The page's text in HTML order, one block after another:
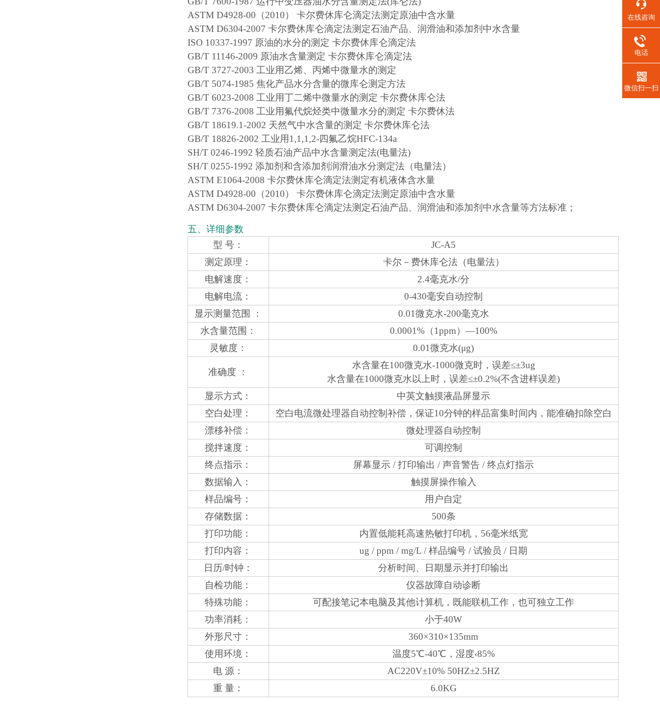
ASTM D4928-00（2010） 卡尔费休库仑滴定法测定原油中含水量
ASTM D6304-2007 卡尔费休库仑滴定法测定石油产品、润滑油和添加剂中水含量
ISO 10337-1997 原油的水分的测定 卡尔费休库仑滴定法
GB/T 11146-2009 原油水含量测定 卡尔费休库仑滴定法
GB/T 3727-2003 工业用乙烯、丙烯中微量水的测定
GB/T 5074-1985 焦化产品水分含量的微库仑测定方法
GB/T 6023-2008 工业用丁二烯中微量水的测定 卡尔费休库仑法
GB/T 7376-2008 工业用氟代烷烃类中微量水分的测定 卡尔费休法
GB/T 18619.1-2002 天然气中水含量的测定 卡尔费休库仑法
GB/T 18826-2002 工业用1,1,1,2-四氟乙烷HFC-134a
SH/T 0246-1992 轻质石油产品中水含量测定法(电量法)
SH/T 0255-1992 添加剂和含添加剂润滑油水分测定法（电量法）
ASTM E1064-2008 卡尔费休库仑滴定法测定有机液体含水量
ASTM D4928-00（2010） 卡尔费休库仑滴定法测定原油中含水量
ASTM D6304-2007 卡尔费休库仑滴定法测定石油产品、润滑油和添加剂中水含量等方法标准；
五、详细参数
型 号：
JC-A5
测定原理：
卡尔－费休库仑法（电量法）
电解速度：
2.4毫克水/分
电解电流：
0-430毫安自动控制
显示测量范围 ：
0.01微克水-200毫克水
水含量范围：
0.0001%（1ppm）—100%
灵敏度：
0.01微克水(μg)
准确度 ：
水含量在100微克水-1000微克时，误差≤±3ug
水含量在1000微克水以上时，误差≤±0.2%(不含进样误差)
显示方式：
中英文触摸液晶屏显示
空白处理：
空白电流微处理器自动控制补偿，保证10分钟的样品富集时间内，能准确扣除空白
漂移补偿：
微处理器自动控制
搅拌速度：
可调控制
终点指示：
屏幕显示 / 打印输出 / 声音警告 / 终点灯指示
数据输入：
触摸屏操作输入
样品编号：
用户自定
存储数据：
500条
打印功能：
内置低能耗高速热敏打印机，56毫米纸宽
打印内容：
ug / ppm / mg/L / 样品编号 / 试验员 / 日期
日历/时钟：
分析时间、日期显示并打印输出
自检功能：
仪器故障自动诊断
特殊功能：
可配接笔记本电脑及其他计算机，既能联机工作，也可独立工作
功率消耗：
小于40W
外形尺寸：
360×310×135mm
使用环境：
温度5℃-40℃，湿度‹85%
电 源：
AC220V±10% 50HZ±2.5HZ
重 量：
6.0KG
在线咨询
电话
微信扫一扫